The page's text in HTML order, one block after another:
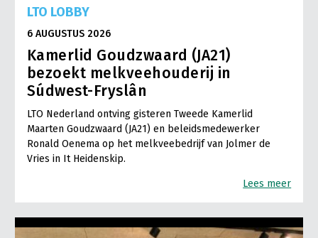
LTO LOBBY
6 AUGUSTUS 2026
Kamerlid Goudzwaard (JA21)
bezoekt melkveehouderij in
Súdwest-Fryslân
LTO Nederland ontving gisteren Tweede Kamerlid
Maarten Goudzwaard (JA21) en beleidsmedewerker
Ronald Oenema op het melkveebedrijf van Jolmer de
Vries in It Heidenskip.
Lees meer